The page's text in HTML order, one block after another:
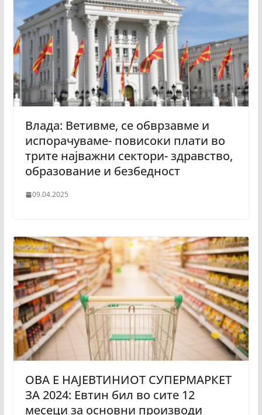
Влада: Ветивме, се обврзавме и
испорачуваме- повисоки плати во
трите најважни сектори- здравство,
образование и безбедност
09.04.2025
ОВА Е НАЈЕВТИНИОТ СУПЕРМАРКЕТ
ЗА 2024: Евтин бил во сите 12
месеци за основни производи